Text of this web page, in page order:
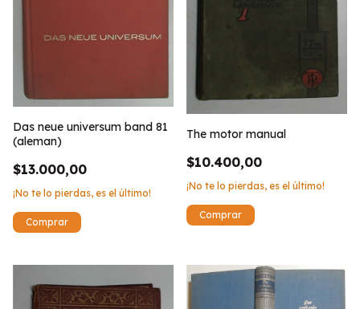
Das neue universum band 81
(aleman)
$13.000,00
¡No te lo pierdas, es el último!
The motor manual
$10.400,00
¡No te lo pierdas, es el último!